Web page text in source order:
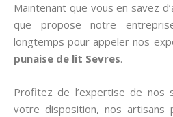
Maintenant que vous en savez
que propose notre
longtemps pour appeler nos
punaise de lit Sevres.
Profitez de l’expertise de nos
votre disposition, nos artisans